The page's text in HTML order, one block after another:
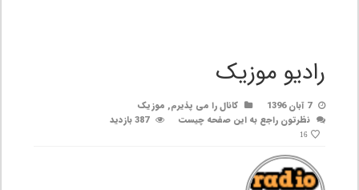
رادیو موزیک
7 آبان 1396 کانال را می پذیرم, موزیک
نظرتون راجع به این صفحه چیست
387 بازدید
16